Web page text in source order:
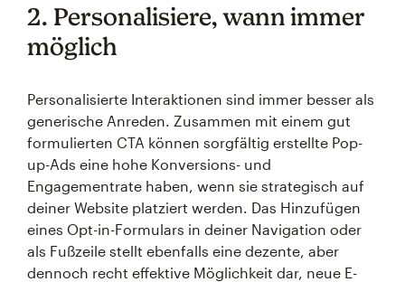
2. Personalisiere, wann immer
möglich
Personalisierte Interaktionen sind immer besser als
generische Anreden. Zusammen mit einem gut
formulierten CTA können sorgfältig erstellte Pop-
up-Ads eine hohe Konversions- und
Engagementrate haben, wenn sie strategisch auf
deiner Website platziert werden. Das Hinzufügen
eines Opt-in-Formulars in deiner Navigation oder
als Fußzeile stellt ebenfalls eine dezente, aber
dennoch recht effektive Möglichkeit dar, neue E-